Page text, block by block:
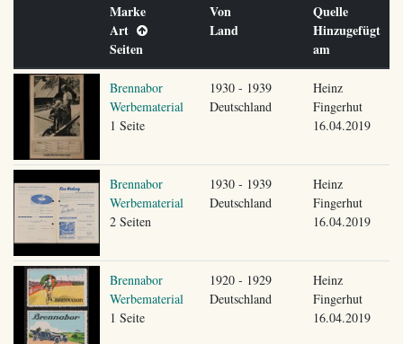
Marke
Art
Seiten
Von
Land
Quelle
Hinzugefügt
am
Brennabor
Werbematerial
1 Seite
1930 - 1939
Deutschland
Heinz
Fingerhut
16.04.2019
Brennabor
Werbematerial
2 Seiten
1930 - 1939
Deutschland
Heinz
Fingerhut
16.04.2019
Brennabor
Werbematerial
1 Seite
1920 - 1929
Deutschland
Heinz
Fingerhut
16.04.2019